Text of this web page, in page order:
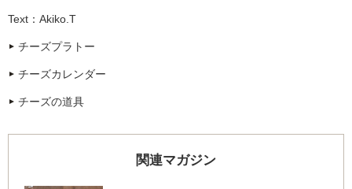
Text：Akiko.T
チーズプラトー
チーズカレンダー
チーズの道具
関連マガジン